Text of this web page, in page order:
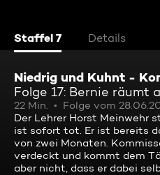
Staffel 7 Details
Niedrig und Kuhnt -
Folge 17: Bernie räumt
22 Min. Folge vom
Der Lehrer Horst Meinwehr
ist sofort tot. Er ist bereits
von zwei Monaten.
verdeckt und kommt dem
aber nicht, dass er dabei